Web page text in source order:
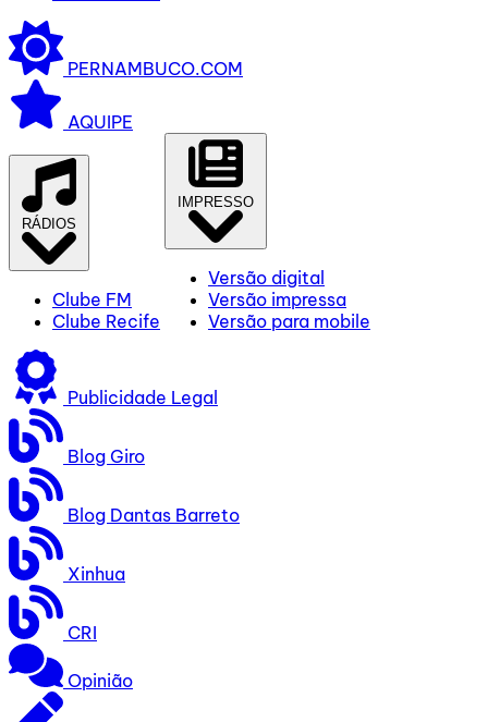
PERNAMBUCO.COM
AQUIPE
RÁDIOS
Clube FM
Clube Recife
IMPRESSO
Versão digital
Versão impressa
Versão para mobile
Publicidade Legal
Blog Giro
Blog Dantas Barreto
Xinhua
CRI
Opinião